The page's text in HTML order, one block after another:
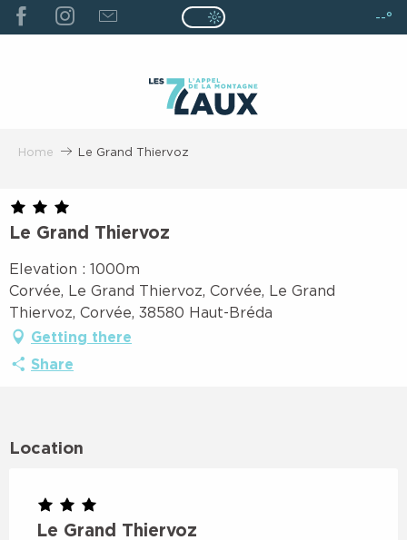
ALLER
AU
Page D’accueil Actuelle Été :
Page D’accueil Actuelle
--°
Home Le Grand Thiervoz
Le Grand Thiervoz
Elevation : 1000m
Corvée, Le Grand Thiervoz, Corvée, Le Grand
Thiervoz, Corvée, 38580 Haut-Bréda
Getting there
Share
Location
Le Grand Thiervoz